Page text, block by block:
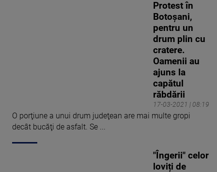
17-03-2021 | 08:19
Protest în
Botoșani,
pentru un
drum plin cu
cratere.
Oamenii au
ajuns la
capătul
răbdării
O porţiune a unui drum judeţean are mai multe gropi
decât bucăţi de asfalt. Se ...
"Îngerii" celor
loviți de